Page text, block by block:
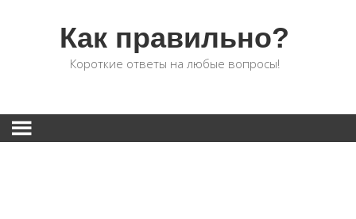
Как правильно?
Короткие ответы на любые вопросы!